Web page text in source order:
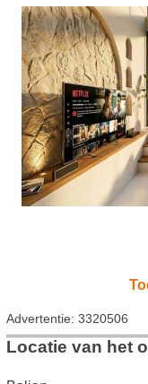
Advertentie: 3320506
Locatie van het